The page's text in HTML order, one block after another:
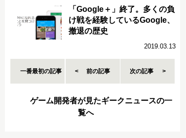
「Google＋」終了。多くの負
け戦を経験しているGoogle、
撤退の歴史
2019.03.13
一番最初の記事 前の記事 次の記事
ゲーム開発者が見たギークニュースの一
覧へ